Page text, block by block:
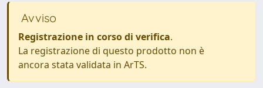
Avviso
Registrazione in corso di verifica.
La registrazione di questo prodotto non è
ancora stata validata in ArTS.